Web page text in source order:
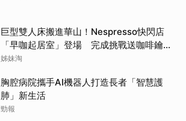
巨型雙人床搬進華山！Nespresso快閃店
「早咖起居室」登場 完成挑戰送咖啡鑰匙
圈
姊妹淘
胸腔病院攜手AI機器人打造長者「智慧護
肺」新生活
勁報